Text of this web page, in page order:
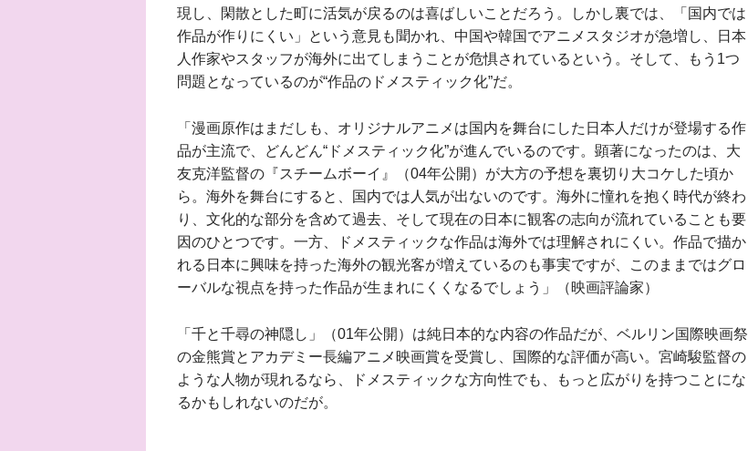
現し、閑散とした町に活気が戻るのは喜ばしいことだろう。しかし裏では、「国内では
作品が作りにくい」という意見も聞かれ、中国や韓国でアニメスタジオが急増し、日本
人作家やスタッフが海外に出てしまうことが危惧されているという。そして、もう1つ
問題となっているのが“作品のドメスティック化”だ。
「漫画原作はまだしも、オリジナルアニメは国内を舞台にした日本人だけが登場する作
品が主流で、どんどん“ドメスティック化”が進んでいるのです。顕著になったのは、大
友克洋監督の『スチームボーイ』（04年公開）が大方の予想を裏切り大コケした頃か
ら。海外を舞台にすると、国内では人気が出ないのです。海外に憧れを抱く時代が終わ
り、文化的な部分を含めて過去、そして現在の日本に観客の志向が流れていることも要
因のひとつです。一方、ドメスティックな作品は海外では理解されにくい。作品で描か
れる日本に興味を持った海外の観光客が増えているのも事実ですが、このままではグロ
ーバルな視点を持った作品が生まれにくくなるでしょう」（映画評論家）
「千と千尋の神隠し」（01年公開）は純日本的な内容の作品だが、ベルリン国際映画祭
の金熊賞とアカデミー長編アニメ映画賞を受賞し、国際的な評価が高い。宮崎駿監督の
ような人物が現れるなら、ドメスティックな方向性でも、もっと広がりを持つことにな
るかもしれないのだが。